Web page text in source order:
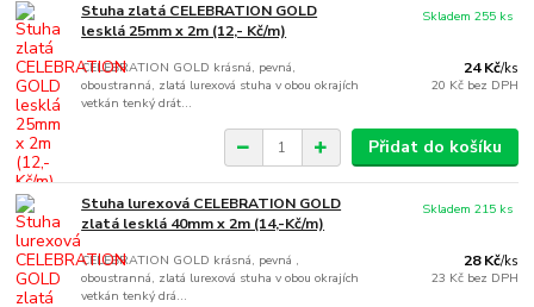
Stuha zlatá CELEBRATION GOLD
lesklá 25mm x 2m (12,- Kč/m)
CELEBRATION GOLD krásná, pevná,
oboustranná, zlatá lurexová stuha v obou okrajích
vetkán tenký drát...
24 Kč/ks
20 Kč bez DPH
Skladem 255 ks
Přidat do košíku
Stuha lurexová CELEBRATION GOLD
zlatá lesklá 40mm x 2m (14,-Kč/m)
CELEBRATION GOLD krásná, pevná ,
oboustranná, zlatá lurexová stuha v obou okrajích
vetkán tenký drá...
28 Kč/ks
23 Kč bez DPH
Skladem 215 ks